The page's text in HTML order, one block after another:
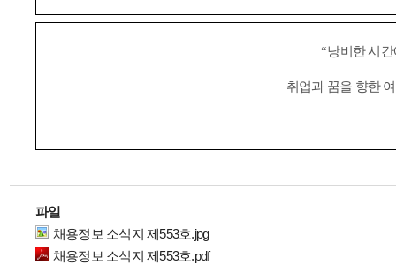
“낭비한 시
취업과 꿈을 향한
파일
채용정보 소식지 제553호.jpg
채용정보 소식지 제553호.pdf